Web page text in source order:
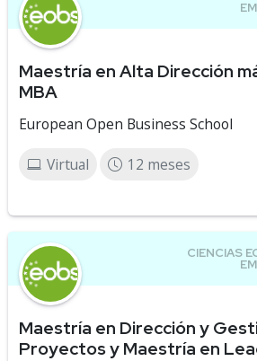
Maestría en Alta Dirección
MBA
European Open Business School
Virtual 12 meses
Maestría en Dirección y
Proyectos y Maestría en